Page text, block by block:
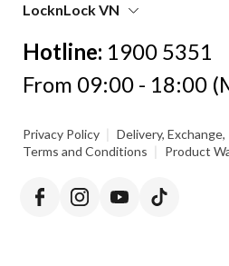
LocknLock VN
Hotline: 1900 5351
From 09:00 - 18:00
Privacy Policy | Delivery,
Terms and Conditions | Product